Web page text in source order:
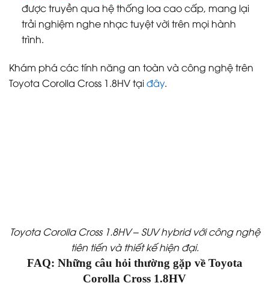
được truyền qua hệ thống loa cao cấp, mang lại
trải nghiệm nghe nhạc tuyệt vời trên mọi hành
trình.
Khám phá các tính năng an toàn và công nghệ trên
Toyota Corolla Cross 1.8HV tạiđây.
Toyota Corolla Cross 1.8HV – SUV hybrid với công nghệ
tiên tiến và thiết kế hiện đại.
FAQ: Những câu hỏi thường gặp về Toyota
Corolla Cross 1.8HV